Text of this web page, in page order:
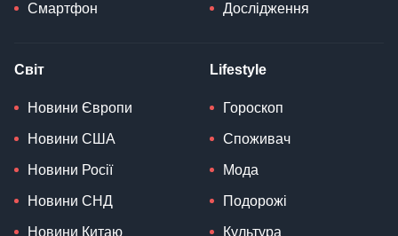
Смартфон Дослідження
Світ
Новини Європи
Новини США
Новини Росії
Новини СНД
Новини Китаю
Lifestyle
Гороскоп
Споживач
Мода
Подорожі
Культура